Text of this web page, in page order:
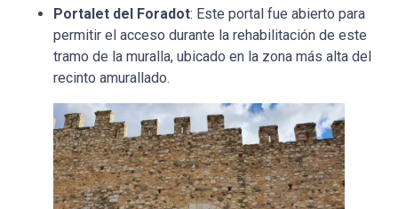
Portalet del Foradot: Este portal fue abierto para
permitir el acceso durante la rehabilitación de este
tramo de la muralla, ubicado en la zona más alta del
recinto amurallado.